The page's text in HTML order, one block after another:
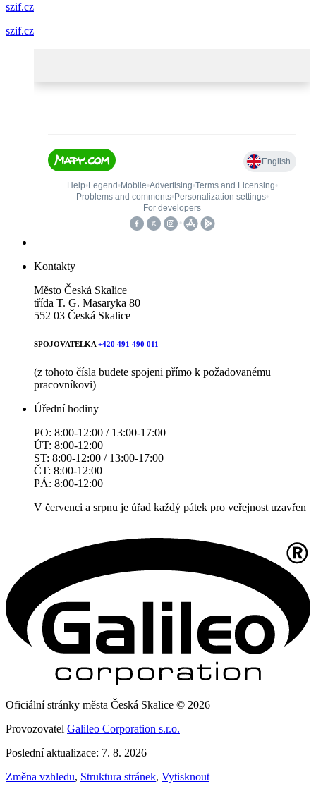
szif.cz
szif.cz
Kontakty
Město Česká Skalice
třída T. G. Masaryka 80
552 03 Česká Skalice
SPOJOVATELKA +420 491 490 011
(z tohoto čísla budete spojeni přímo k požadovanému
pracovníkovi)
Úřední hodiny
PO: 8:00-12:00 / 13:00-17:00
ÚT: 8:00-12:00
ST: 8:00-12:00 / 13:00-17:00
ČT: 8:00-12:00
PÁ: 8:00-12:00
V červenci a srpnu je úřad každý pátek pro veřejnost uzavřen
Oficiální stránky města Česká Skalice © 2026
Provozovatel Galileo Corporation s.r.o.
Poslední aktualizace: 7. 8. 2026
Změna vzhledu, Struktura stránek, Vytisknout